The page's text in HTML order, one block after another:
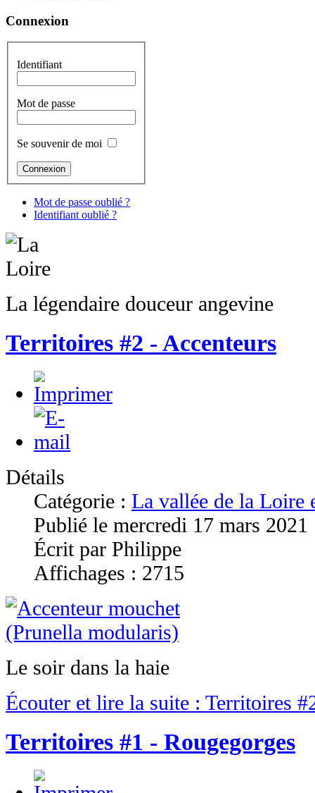
Connexion
Identifiant
Mot de passe
Se souvenir de moi
Mot de passe oublié ?
Identifiant oublié ?
La légendaire douceur angevine
Territoires #2 - Accenteurs
Détails
Catégorie : La vallée de la Loire
Publié le mercredi 17 mars 2021
Écrit par Philippe
Affichages : 2715
Le soir dans la haie
Écouter et lire la suite : Territoires
Territoires #1 - Rougegorges